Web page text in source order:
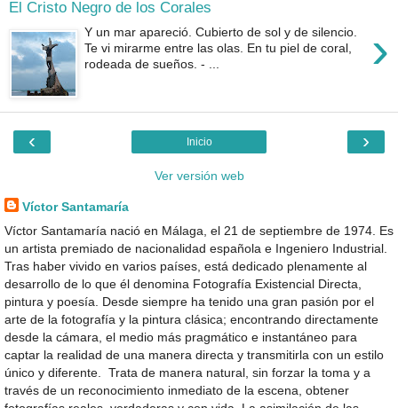
El Cristo Negro de los Corales
›
Y un mar apareció. Cubierto de sol y de silencio.
Te vi mirarme entre las olas. En tu piel de coral,
rodeada de sueños. - ...
‹ ›
Inicio
Ver versión web
Víctor Santamaría
Víctor Santamaría nació en Málaga, el 21 de septiembre de 1974. Es
un artista premiado de nacionalidad española e Ingeniero Industrial.
Tras haber vivido en varios países, está dedicado plenamente al
desarrollo de lo que él denomina Fotografía Existencial Directa,
pintura y poesía. Desde siempre ha tenido una gran pasión por el
arte de la fotografía y la pintura clásica; encontrando directamente
desde la cámara, el medio más pragmático e instantáneo para
captar la realidad de una manera directa y transmitirla con un estilo
único y diferente. Trata de manera natural, sin forzar la toma y a
través de un reconocimiento inmediato de la escena, obtener